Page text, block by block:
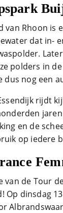
van Rhoon is
dat in-
polders in
dus nog een
rijdt
en de
op iedere
van de Tour
Op dinsdag